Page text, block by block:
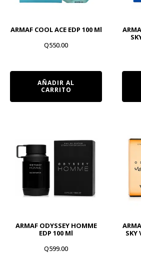
ARMAF COOL ACE EDP 100 Ml
Q550.00
AÑADIR AL
CARRITO
ARMAF ODYSSEY HOMME
EDP 100 Ml
Q599.00
SKY